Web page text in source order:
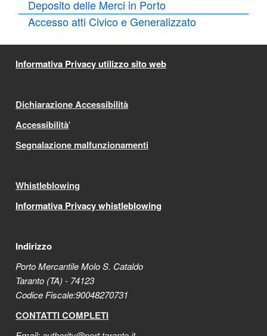
Deposito delle Merci in Porto
Accesso atti Civico e Generalizzato
Informativa Privacy utilizzo sito web
Dichiarazione Accessibilità
Accessibilità'
Segnalazione malfunzionamenti
Whistleblowing
Informativa Privacy whistleblowing
Indirizzo
Porto Mercantile Molo S. Cataldo
Taranto (TA) - 74123
Codice Fiscale:90048270731
CONTATTI COMPLETI